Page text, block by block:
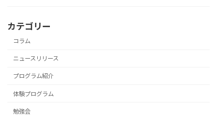
カテゴリー
コラム
ニュースリリース
プログラム紹介
体験プログラム
勉強会